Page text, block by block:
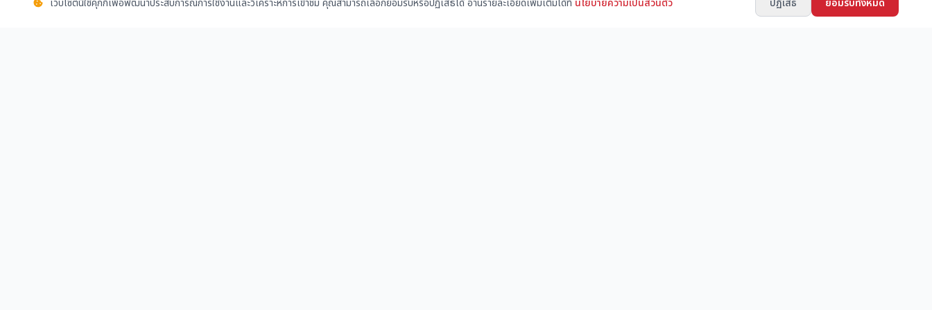
เว็บไซต์นี้ใช้คุกกี้เพื่อพัฒนาประสบการณ์การใช้งานและวิเคราะห์การเข้าชม คุณสามารถเลือกยอมรับหรือปฏิเสธได้ อ่านรายละเอียดเพิ่มเติมได้ที่ นโยบายความเป็นส่วนตัว ปฏิเสธ ยอมรับทั้งหมด